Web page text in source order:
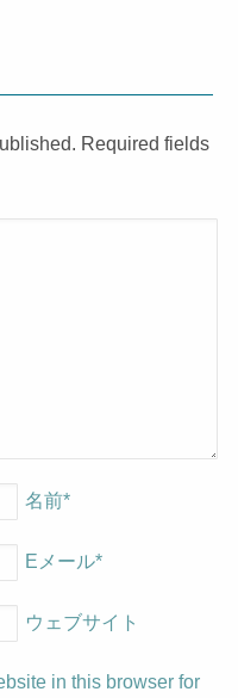
Required fields
名前*
Eメール*
ウェブサイト
in this browser for